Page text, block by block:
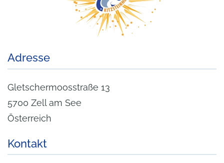
Adresse
Gletschermoosstraße 13
5700 Zell am See
Österreich
Kontakt